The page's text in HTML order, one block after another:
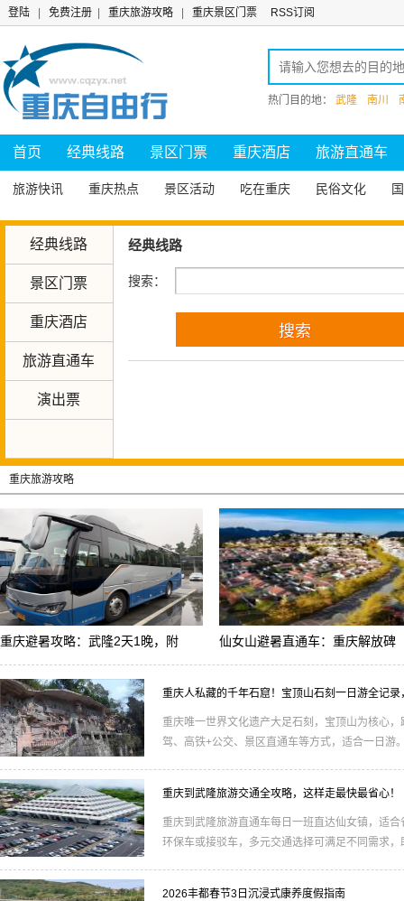
登陆 免费注册 重庆旅游攻略 重庆景区门票 RSS订阅
热门目的地： 武隆 南川
首页 经典线路 景区门票 重庆酒店 旅游直通车
旅游快讯 重庆热点 景区活动 吃在重庆 民俗文化
经典线路
景区门票
重庆酒店
旅游直通车
演出票
经典线路
搜索：
重庆旅游攻略
重庆避暑攻略：武隆2天1晚，附
重庆避暑攻略：武隆2天1晚，附 仙女山避暑直通车：重庆解放碑
仙女山避暑直通车：重庆解放碑
重庆人私藏的千年石窟！宝顶山石刻一日游全记
重庆唯一世界文化遗产大足石刻，宝顶山为核心
驾、高铁+公交、景区直通车等方式，适合一日游
重庆到武隆旅游交通全攻略，这样走最快最省心！
重庆到武隆旅游直通车每日一班直达仙女镇，适
环保车或接驳车，多元交通选择可满足不同需求
2026丰都春节3日沉浸式康养度假指南